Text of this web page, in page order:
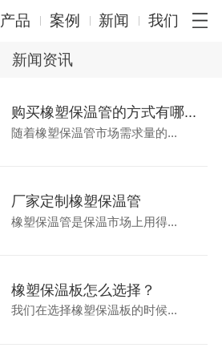
产品 案例 新闻 我们
新闻资讯
购买橡塑保温管的方式有哪...
随着橡塑保温管市场需求量的...
厂家定制橡塑保温管
橡塑保温管是保温市场上用得...
橡塑保温板怎么选择？
我们在选择橡塑保温板的时候...